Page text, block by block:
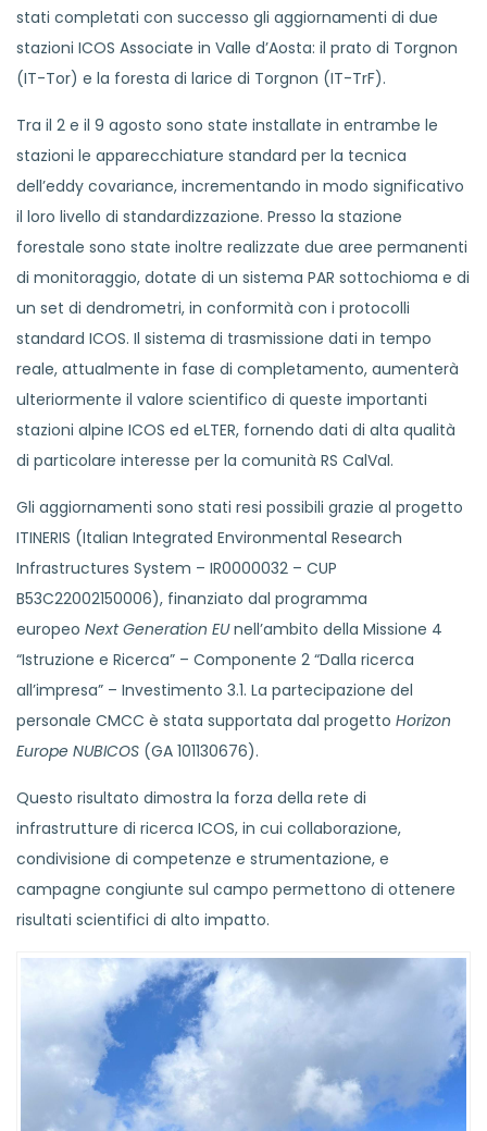
stati completati con successo gli aggiornamenti di due
stazioni ICOS Associate in Valle d’Aosta: il prato di Torgnon
(IT-Tor) e la foresta di larice di Torgnon (IT-TrF).
Tra il 2 e il 9 agosto sono state installate in entrambe le
stazioni le apparecchiature standard per la tecnica
dell’eddy covariance, incrementando in modo significativo
il loro livello di standardizzazione. Presso la stazione
forestale sono state inoltre realizzate due aree permanenti
di monitoraggio, dotate di un sistema PAR sottochioma e di
un set di dendrometri, in conformità con i protocolli
standard ICOS. Il sistema di trasmissione dati in tempo
reale, attualmente in fase di completamento, aumenterà
ulteriormente il valore scientifico di queste importanti
stazioni alpine ICOS ed eLTER, fornendo dati di alta qualità
di particolare interesse per la comunità RS CalVal.
Gli aggiornamenti sono stati resi possibili grazie al progetto
ITINERIS (Italian Integrated Environmental Research
Infrastructures System – IR0000032 – CUP
B53C22002150006), finanziato dal programma
europeo Next Generation EUnell’ambito della Missione 4
“Istruzione e Ricerca” – Componente 2 “Dalla ricerca
all’impresa” – Investimento 3.1. La partecipazione del
personale CMCC è stata supportata dal progetto Horizon
Europe NUBICOS (GA 101130676).
Questo risultato dimostra la forza della rete di
infrastrutture di ricerca ICOS, in cui collaborazione,
condivisione di competenze e strumentazione, e
campagne congiunte sul campo permettono di ottenere
risultati scientifici di alto impatto.